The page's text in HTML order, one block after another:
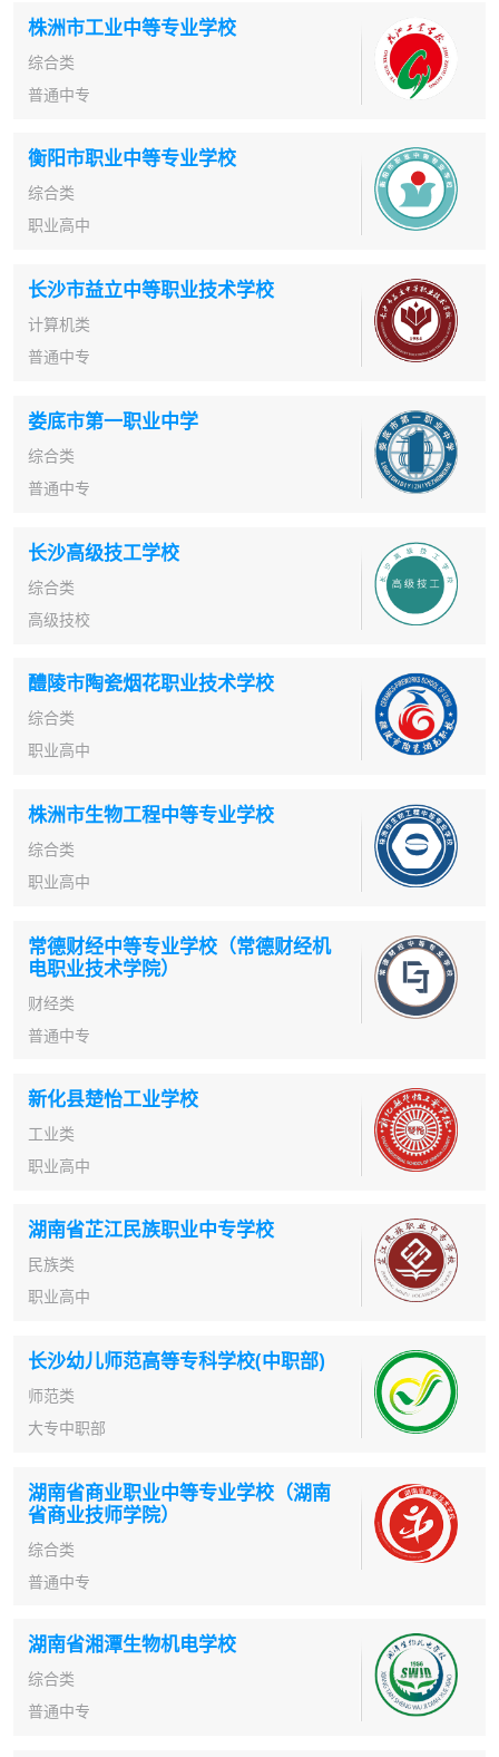
株洲市工业中等专业学校
综合类
普通中专
衡阳市职业中等专业学校
综合类
职业高中
长沙市益立中等职业技术学校
计算机类
普通中专
娄底市第一职业中学
综合类
普通中专
长沙高级技工学校
综合类
高级技校
醴陵市陶瓷烟花职业技术学校
综合类
职业高中
株洲市生物工程中等专业学校
综合类
职业高中
常德财经中等专业学校（常德财经机
电职业技术学院）
财经类
普通中专
新化县楚怡工业学校
工业类
职业高中
湖南省芷江民族职业中专学校
民族类
职业高中
长沙幼儿师范高等专科学校(中职部)
师范类
大专中职部
湖南省商业职业中等专业学校（湖南
省商业技师学院）
综合类
普通中专
湖南省湘潭生物机电学校
综合类
普通中专